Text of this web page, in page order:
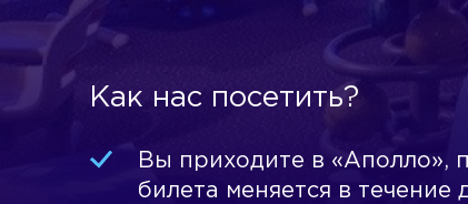
Как нас посетить?
Вы приходите в «Аполло»,
билета меняется в